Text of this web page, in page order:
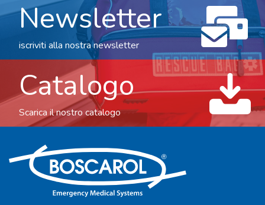
Newsletter
iscriviti alla nostra newsletter
Catalogo
Scarica il nostro catalogo